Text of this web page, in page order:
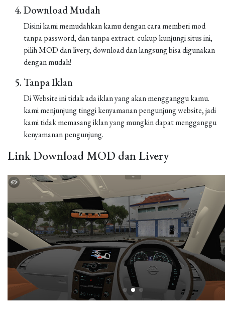
Download Mudah
Disini kami memudahkan kamu dengan cara memberi mod
tanpa password, dan tanpa extract. cukup kunjungi situs ini,
pilih MOD dan livery, download dan langsung bisa digunakan
dengan mudah!
Tanpa Iklan
Di Website ini tidak ada iklan yang akan mengganggu kamu.
kami menjunjung tinggi kenyamanan pengunjung website, jadi
kami tidak memasang iklan yang mungkin dapat mengganggu
kenyamanan pengunjung.
Link Download MOD dan Livery